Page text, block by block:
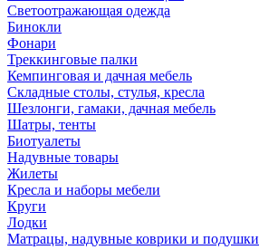
Светоотражающая одежда
Бинокли
Фонари
Треккинговые палки
Кемпинговая и дачная мебель
Складные столы, стулья, кресла
Шезлонги, гамаки, дачная мебель
Шатры, тенты
Биотуалеты
Надувные товары
Жилеты
Кресла и наборы мебели
Круги
Лодки
Матрацы, надувные коврики и подушки